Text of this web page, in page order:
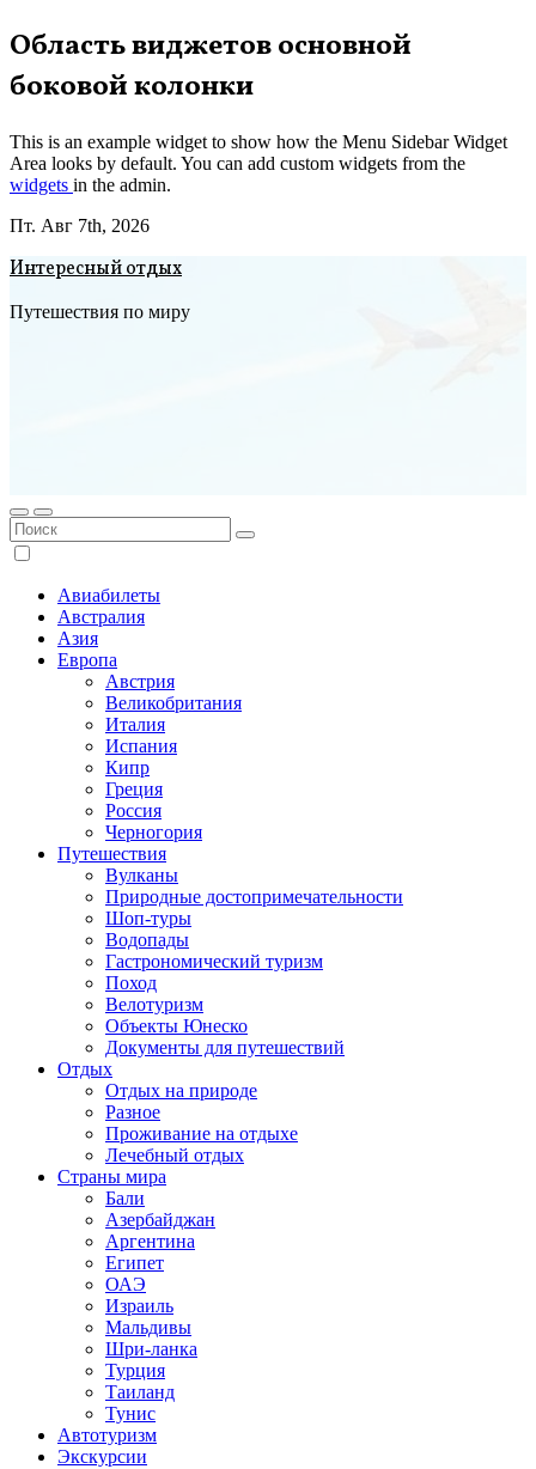
Перейти
к
содержимому
Область виджетов основной
боковой колонки
This is an example widget to show how the Menu Sidebar Widget
Area looks by default. You can add custom widgets from the
widgets in the admin.
Пт. Авг 7th, 2026
Интересный отдых
Путешествия по миру
Авиабилеты
Австралия
Азия
Европа
Австрия
Великобритания
Италия
Испания
Кипр
Греция
Россия
Черногория
Путешествия
Вулканы
Природные достопримечательности
Шоп-туры
Водопады
Гастрономический туризм
Поход
Велотуризм
Объекты Юнеско
Документы для путешествий
Отдых
Отдых на природе
Разное
Проживание на отдыхе
Лечебный отдых
Страны мира
Бали
Азербайджан
Аргентина
Египет
ОАЭ
Израиль
Мальдивы
Шри-ланка
Турция
Таиланд
Тунис
Автотуризм
Экскурсии